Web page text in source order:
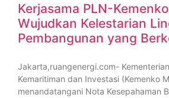
Kerjasama PLN-
Wujudkan Kelestarian
Pembangunan yang
Jakarta,ruangenergi.com-
Kemaritiman dan Investasi (Kemenko
menandatangani Nota Kesepahaman